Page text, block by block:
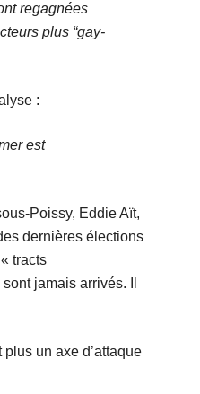
regagnées
plus “gay-
:
est
Poissy, Eddie Aït,
dernières élections
tracts
jamais arrivés. Il
plus un axe d’attaque